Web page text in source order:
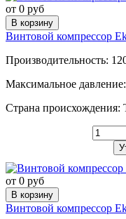
от 0 руб
В корзину
Винтовой компрессор
Производительность:
Максимальное
Страна происхождения:
от 0 руб
В корзину
Винтовой компрессор